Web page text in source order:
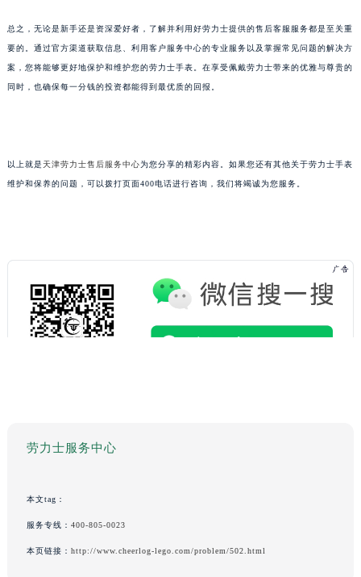
总之，无论是新手还是资深爱好者，了解并利用好劳力士提供的售后客服服务都是至关重
要的。通过官方渠道获取信息、利用客户服务中心的专业服务以及掌握常见问题的解决方
案，您将能够更好地保护和维护您的劳力士手表。在享受佩戴劳力士带来的优雅与尊贵的
同时，也确保每一分钱的投资都能得到最优质的回报。
以上就是天津劳力士售后服务中心为您分享的精彩内容。如果您还有其他关于劳力士手表
维护和保养的问题，可以拨打页面400电话进行咨询，我们将竭诚为您服务。
劳力士服务中心
本文tag：
服务专线： 400-805-0023
本页链接： http://www.cheerlog-lego.com/problem/502.html